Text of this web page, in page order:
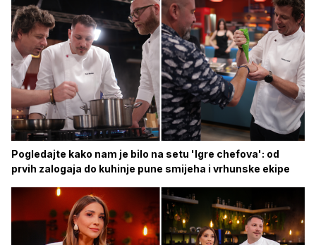
Pogledajte kako nam je bilo na setu 'Igre chefova': od
prvih zalogaja do kuhinje pune smijeha i vrhunske ekipe